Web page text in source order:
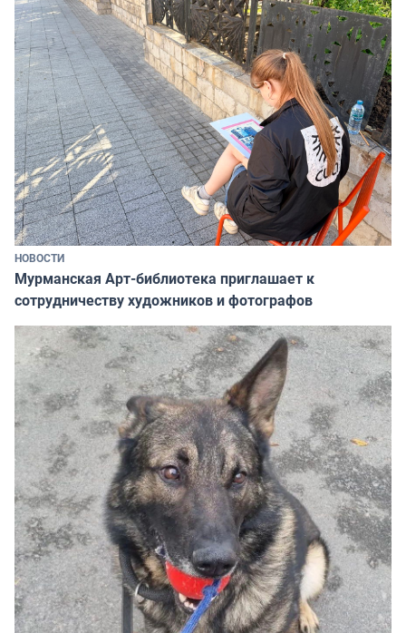
НОВОСТИ
Мурманская Арт-библиотека приглашает к
сотрудничеству художников и фотографов